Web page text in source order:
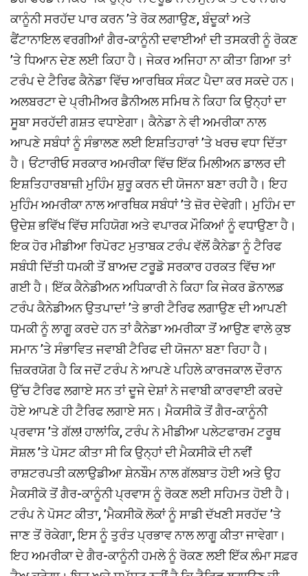
ਕਾਨੂੰਨੀ ਸਰਹੱਦ ਪਾਰ ਕਰਨ ’ਤੇ ਰੋਕ ਲਗਾਉਣ, ਬੰਦੂਕਾਂ ਅਤੇ
ਫੈਂਟਾਨਾਇਲ ਵਰਗੀਆਂ ਗੈਰ-ਕਾਨੂੰਨੀ ਦਵਾਈਆਂ ਦੀ ਤਸਕਰੀ ਨੂੰ ਰੋਕਣ
’ਤੇ ਧਿਆਨ ਦੇਣ ਲਈ ਕਿਹਾ ਹੈ। ਜੇਕਰ ਅਜਿਹਾ ਨਾ ਕੀਤਾ ਗਿਆ ਤਾਂ
ਟਰੰਪ ਦੇ ਟੈਰਿਫ ਕੈਨੇਡਾ ਵਿੱਚ ਆਰਥਿਕ ਸੰਕਟ ਪੈਦਾ ਕਰ ਸਕਦੇ ਹਨ।
ਅਲਬਰਟਾ ਦੇ ਪ੍ਰੀਮੀਅਰ ਡੈਨੀਅਲ ਸਮਿਥ ਨੇ ਕਿਹਾ ਕਿ ਉਨ੍ਹਾਂ ਦਾ
ਸੂਬਾ ਸਰਹੱਦੀ ਗਸ਼ਤ ਵਧਾਏਗਾ। ਕੈਨੇਡਾ ਨੇ ਵੀ ਅਮਰੀਕਾ ਨਾਲ
ਆਪਣੇ ਸਬੰਧਾਂ ਨੂੰ ਸੰਭਾਲਣ ਲਈ ਇਸ਼ਤਿਹਾਰਾਂ ’ਤੇ ਖਰਚ ਵਧਾ ਦਿੱਤਾ
ਹੈ। ਓਂਟਾਰੀਓ ਸਰਕਾਰ ਅਮਰੀਕਾ ਵਿੱਚ ਇੱਕ ਮਿਲੀਅਨ ਡਾਲਰ ਦੀ
ਇਸ਼ਤਿਹਾਰਬਾਜ਼ੀ ਮੁਹਿੰਮ ਸ਼ੁਰੂ ਕਰਨ ਦੀ ਯੋਜਨਾ ਬਣਾ ਰਹੀ ਹੈ। ਇਹ
ਮੁਹਿੰਮ ਅਮਰੀਕਾ ਨਾਲ ਆਰਥਿਕ ਸਬੰਧਾਂ ’ਤੇ ਜ਼ੋਰ ਦੇਵੇਗੀ। ਮੁਹਿੰਮ ਦਾ
ਉਦੇਸ਼ ਭਵਿੱਖ ਵਿੱਚ ਸਹਿਯੋਗ ਅਤੇ ਵਪਾਰਕ ਮੌਕਿਆਂ ਨੂੰ ਵਧਾਉਣਾ ਹੈ।
ਇਕ ਹੋਰ ਮੀਡੀਆ ਰਿਪੋਰਟ ਮੁਤਾਬਕ ਟਰੰਪ ਵੱਲੋਂ ਕੈਨੇਡਾ ਨੂੰ ਟੈਰਿਫ
ਸਬੰਧੀ ਦਿੱਤੀ ਧਮਕੀ ਤੋਂ ਬਾਅਦ ਟਰੂਡੋ ਸਰਕਾਰ ਹਰਕਤ ਵਿੱਚ ਆ
ਗਈ ਹੈ। ਇੱਕ ਕੈਨੇਡੀਅਨ ਅਧਿਕਾਰੀ ਨੇ ਕਿਹਾ ਕਿ ਜੇਕਰ ਡੋਨਾਲਡ
ਟਰੰਪ ਕੈਨੇਡੀਅਨ ਉਤਪਾਦਾਂ ’ਤੇ ਭਾਰੀ ਟੈਰਿਫ ਲਗਾਉਣ ਦੀ ਆਪਣੀ
ਧਮਕੀ ਨੂੰ ਲਾਗੂ ਕਰਦੇ ਹਨ ਤਾਂ ਕੈਨੇਡਾ ਅਮਰੀਕਾ ਤੋਂ ਆਉਣ ਵਾਲੇ ਕੁਝ
ਸਮਾਨ ’ਤੇ ਸੰਭਾਵਿਤ ਜਵਾਬੀ ਟੈਰਿਫ ਦੀ ਯੋਜਨਾ ਬਣਾ ਰਿਹਾ ਹੈ।
ਜ਼ਿਕਰਯੋਗ ਹੈ ਕਿ ਜਦੋਂ ਟਰੰਪ ਨੇ ਆਪਣੇ ਪਹਿਲੇ ਕਾਰਜਕਾਲ ਦੌਰਾਨ
ਉੱਚ ਟੈਰਿਫ ਲਗਾਏ ਸਨ ਤਾਂ ਦੂਜੇ ਦੇਸ਼ਾਂ ਨੇ ਜਵਾਬੀ ਕਾਰਵਾਈ ਕਰਦੇ
ਹੋਏ ਆਪਣੇ ਹੀ ਟੈਰਿਫ ਲਗਾਏ ਸਨ। ਮੈਕਸੀਕੋ ਤੋਂ ਗੈਰ-ਕਾਨੂੰਨੀ
ਪ੍ਰਵਾਸ ’ਤੇ ਗੱਲ! ਹਾਲਾਂਕਿ, ਟਰੰਪ ਨੇ ਮੀਡੀਆ ਪਲੇਟਫਾਰਮ ਟਰੂਥ
ਸੋਸ਼ਲ ’ਤੇ ਪੋਸਟ ਕੀਤਾ ਸੀ ਕਿ ਉਨ੍ਹਾਂ ਦੀ ਮੈਕਸੀਕੋ ਦੀ ਨਵੀਂ
ਰਾਸ਼ਟਰਪਤੀ ਕਲਾਉਡੀਆ ਸ਼ੇਨਬੌਮ ਨਾਲ ਗੱਲਬਾਤ ਹੋਈ ਅਤੇ ਉਹ
ਮੈਕਸੀਕੋ ਤੋਂ ਗੈਰ-ਕਾਨੂੰਨੀ ਪ੍ਰਵਾਸ ਨੂੰ ਰੋਕਣ ਲਈ ਸਹਿਮਤ ਹੋਈ ਹੈ।
ਟਰੰਪ ਨੇ ਪੋਸਟ ਕੀਤਾ, ’ਮੈਕਸੀਕੋ ਲੋਕਾਂ ਨੂੰ ਸਾਡੀ ਦੱਖਣੀ ਸਰਹੱਦ ’ਤੇ
ਜਾਣ ਤੋਂ ਰੋਕੇਗਾ, ਇਸ ਨੂੰ ਤੁਰੰਤ ਪ੍ਰਭਾਵ ਨਾਲ ਲਾਗੂ ਕੀਤਾ ਜਾਵੇਗਾ।
ਇਹ ਅਮਰੀਕਾ ਦੇ ਗੈਰ-ਕਾਨੂੰਨੀ ਹਮਲੇ ਨੂੰ ਰੋਕਣ ਲਈ ਇੱਕ ਲੰਮਾ ਸਫ਼ਰ